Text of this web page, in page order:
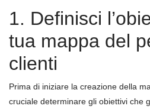
1. Definisci
tua mappa del
clienti
Prima di iniziare la creazione della
cruciale determinare gli obiettivi che